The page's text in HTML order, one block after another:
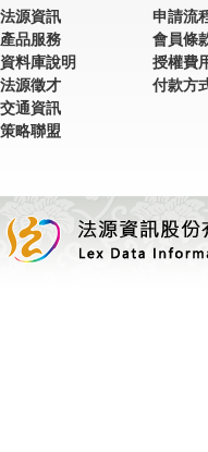
法源資訊
產品服務
資料庫說明
法源徵才
交通資訊
策略聯盟
申請流
會員條
授權費
付款方